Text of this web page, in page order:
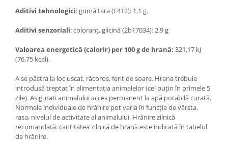
Aditivi tehnologici: gumă tara (E412): 1,1 g.
Aditivi senzoriali: coloranț, glicină (2b17034): 2,9 g
Valoarea energetică (calorir) per 100 g de hrană: 321,17 kJ
(76,75 kcal).
A se păstra la loc uscat, răcoros, ferit de soare. Hrana trebuie
introdusă treptat în alimentația animalelor (cel puțin în primele 5
zile). Asigurati animalului acces permanent la apă potabilă curată.
Normele individuale de hrănire pot varia în funcție de vârsta,
rasa, nivelul de activitate al animalului. Hrănire zilnică
recomandată: cantitatea zilnică de hrană este indicată în tabelul
de hrănire.